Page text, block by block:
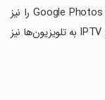
یوتیوب و رسانه‌هایی از Google Drive و تصاویر از Google Photos را نیز
انتقال دهید. علاوه بر این، برنامه به استریم کانال‌های IPTV به تلویزیون‌ها نیز